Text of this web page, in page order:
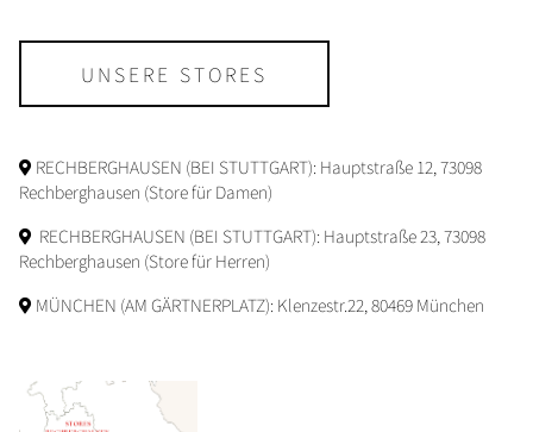
UNSERE STORES
RECHBERGHAUSEN (BEI STUTTGART): Hauptstraße 12, 73098
Rechberghausen (Store für Damen)
RECHBERGHAUSEN (BEI STUTTGART): Hauptstraße 23, 73098
Rechberghausen (Store für Herren)
MÜNCHEN (AM GÄRTNERPLATZ): Klenzestr.22, 80469 München